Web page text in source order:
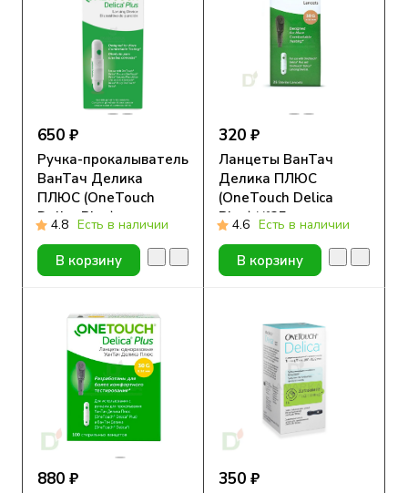
650 ₽
Ручка-прокалыватель
ВанТач Делика
ПЛЮС (OneTouch
Delica Plus)
4.8 Есть в наличии
В корзину
320 ₽
Ланцеты ВанТач
Делика ПЛЮС
(OneTouch Delica
Plus) №25
4.6 Есть в наличии
В корзину
880 ₽ 350 ₽